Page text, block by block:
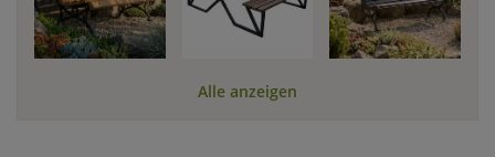
Alle anzeigen